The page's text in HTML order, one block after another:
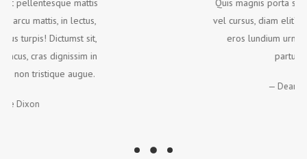
Quis magnis porta scelerisque. Ultricies
vel cursus, diam elit? Aliquam, a ac! Nec,
eros lundium urna? Vut vel augue